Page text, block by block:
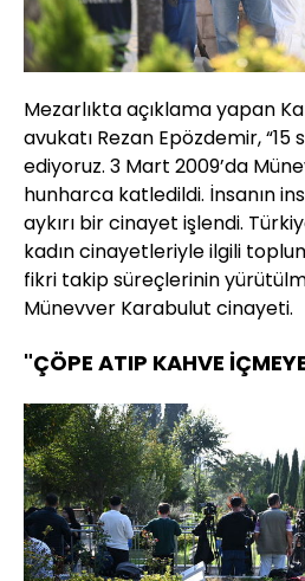
Mezarlıkta açıklama yapan
avukatı Rezan Epözdemir,
ediyoruz. 3 Mart 2009’da
hunharca katledildi. İnsanın
aykırı bir cinayet işlendi.
kadın cinayetleriyle ilgili
fikri takip süreçlerinin
Münevver Karabulut cinayeti.
"ÇÖPE ATIP KAHVE